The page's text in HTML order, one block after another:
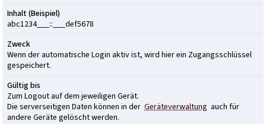
Inhalt (Beispiel)
abc1234___::___def5678
Zweck
Wenn der automatische Login aktiv ist, wird hier ein Zugangsschlüssel
gespeichert.
Gültig bis
Zum Logout auf dem jeweiligen Gerät.
Die serverseitigen Daten können in der Geräteverwaltung auch für
andere Geräte gelöscht werden.